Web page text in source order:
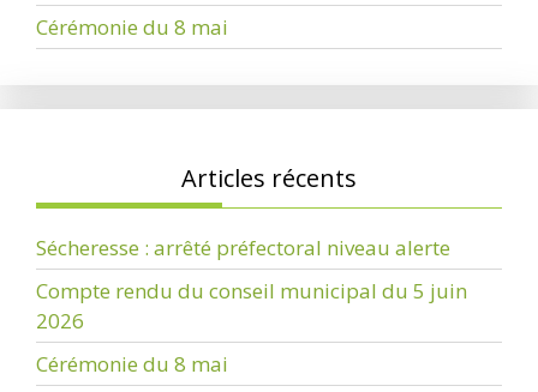
Cérémonie du 8 mai
Articles récents
Sécheresse : arrêté préfectoral niveau alerte
Compte rendu du conseil municipal du 5 juin
2026
Cérémonie du 8 mai